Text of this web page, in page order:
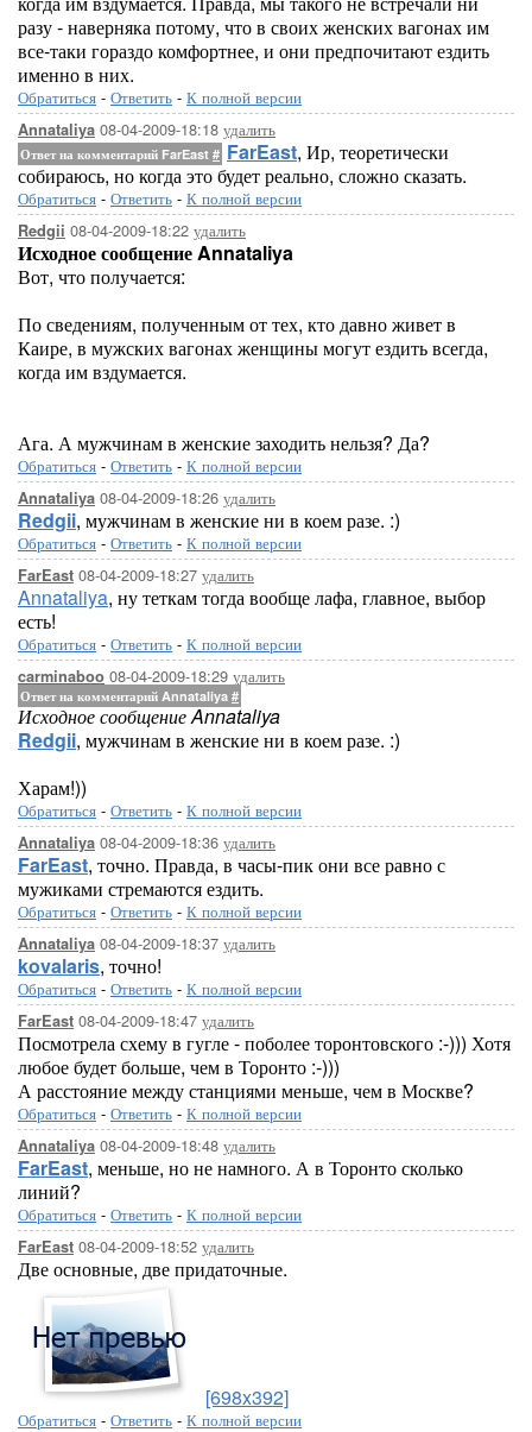
разу - наверняка потому, что в своих женских вагонах им
все-таки гораздо комфортнее, и они предпочитают ездить
именно в них.
Обратиться - Ответить - К полной версии
Annataliya 08-04-2009-18:18 удалить
Ответ на комментарий FarEast # FarEast, Ир, теоретически
собираюсь, но когда это будет реально, сложно сказать.
Обратиться - Ответить - К полной версии
Redgii 08-04-2009-18:22 удалить
Исходное сообщение Annataliya
Вот, что получается:
По сведениям, полученным от тех, кто давно живет в
Каире, в мужских вагонах женщины могут ездить всегда,
когда им вздумается.
Ага. А мужчинам в женские заходить нельзя? Да?
Обратиться - Ответить - К полной версии
Annataliya 08-04-2009-18:26 удалить
Redgii, мужчинам в женские ни в коем разе. :)
Обратиться - Ответить - К полной версии
FarEast 08-04-2009-18:27 удалить
Annataliya, ну теткам тогда вообще лафа, главное, выбор
есть!
Обратиться - Ответить - К полной версии
carminaboo 08-04-2009-18:29 удалить
Ответ на комментарий Annataliya #
Исходное сообщение Annataliya
Redgii, мужчинам в женские ни в коем разе. :)
Харам!))
Обратиться - Ответить - К полной версии
Annataliya 08-04-2009-18:36 удалить
FarEast, точно. Правда, в часы-пик они все равно с
мужиками стремаются ездить.
Обратиться - Ответить - К полной версии
Annataliya 08-04-2009-18:37 удалить
kovalaris, точно!
Обратиться - Ответить - К полной версии
FarEast 08-04-2009-18:47 удалить
Посмотрела схему в гугле - поболее торонтовского :-))) Хотя
любое будет больше, чем в Торонто :-)))
А расстояние между станциями меньше, чем в Москве?
Обратиться - Ответить - К полной версии
Annataliya 08-04-2009-18:48 удалить
FarEast, меньше, но не намного. А в Торонто сколько
линий?
Обратиться - Ответить - К полной версии
FarEast 08-04-2009-18:52 удалить
Две основные, две придаточные.
[698x392]
Обратиться - Ответить - К полной версии